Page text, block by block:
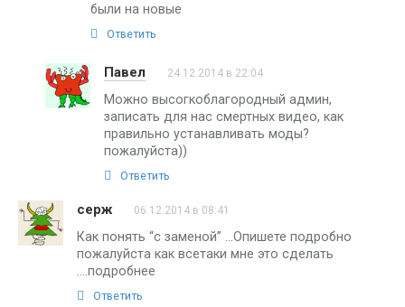
были на новые
Ответить
Павел 24.12.2014 в 22:04
Можно высогкоблагородный админ,
записать для нас смертных видео, как
правильно устанавливать моды?
пожалуйста))
Ответить
серж 06.12.2014 в 08:41
Как понять “с заменой” …Опишете подробно
пожалуйста как всетаки мне это сделать
….подробнее
Ответить